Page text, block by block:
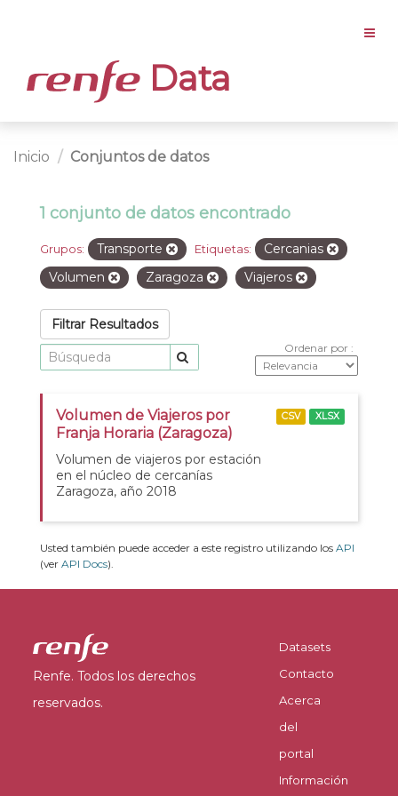
Data
Inicio Conjuntos de datos
1 conjunto de datos encontrado
Grupos: Transporte Etiquetas:
Cercanias
Volumen
Zaragoza Viajeros
Filtrar Resultados
Ordenar por
Volumen de Viajeros por
Franja Horaria (Zaragoza)
Volumen de viajeros por estación
en el núcleo de cercanías
Zaragoza, año 2018
CSV XLSX
Usted también puede acceder a este registro utilizando los API
(ver API Docs).
Renfe. Todos los derechos
reservados.
Datasets
Contacto
Acerca
del
portal
Información